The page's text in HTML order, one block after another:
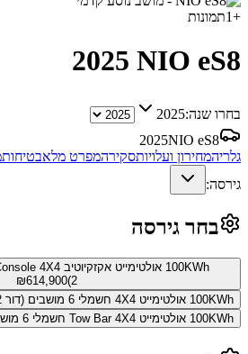
+
1תמונות
NIO eS8
2025
בחרו שנה:2025
NIO eS8
2025
גלריהמחירון ועלויותסקירהמפרט מלאבטיחות
גירסה:
בחר גירסה
2)
₪614,900
100KWh אולטימייט 4X4 חשמלי 6 מושבים (דור 2)
100KWh אולטימייט Tow Bar 4X4 חשמלי 6 מושבים (דור 2)